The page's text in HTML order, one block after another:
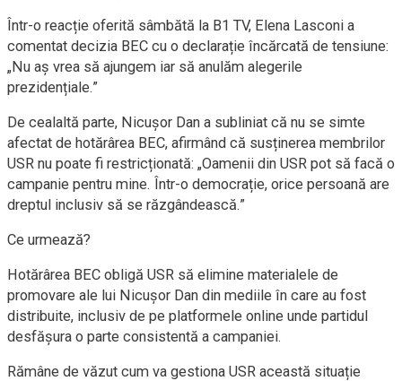
Într-o reacție oferită sâmbătă la B1 TV, Elena Lasconi a
comentat decizia BEC cu o declarație încărcată de tensiune:
„Nu aș vrea să ajungem iar să anulăm alegerile
prezidențiale.”
De cealaltă parte, Nicușor Dan a subliniat că nu se simte
afectat de hotărârea BEC, afirmând că susținerea membrilor
USR nu poate fi restricționată: „Oamenii din USR pot să facă o
campanie pentru mine. Într-o democrație, orice persoană are
dreptul inclusiv să se răzgândească.”
Ce urmează?
Hotărârea BEC obligă USR să elimine materialele de
promovare ale lui Nicușor Dan din mediile în care au fost
distribuite, inclusiv de pe platformele online unde partidul
desfășura o parte consistentă a campaniei.
Rămâne de văzut cum va gestiona USR această situație